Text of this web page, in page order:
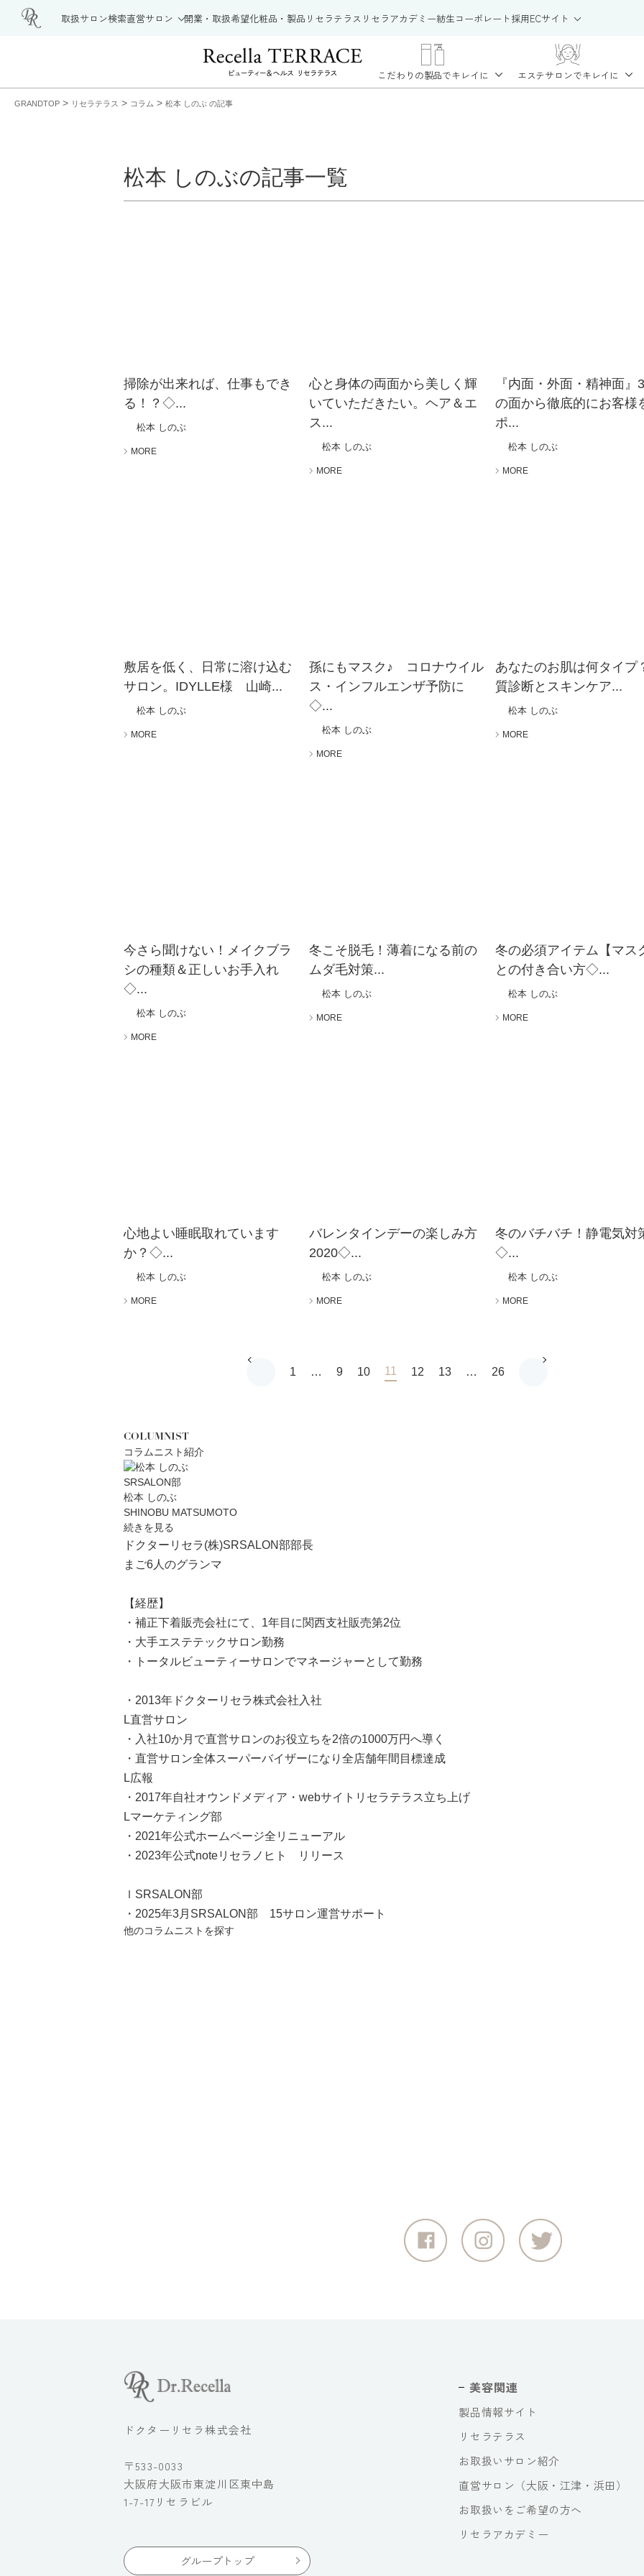
取扱サロン検索直営サロン 開業・取扱希望化粧品・製品 リセラテラス リセラアカデミー紡生コーポレート採用ECサイト
こだわりの製品でキレイに エステサロンでキレイに
GRANDTOP > リセラテラス > コラム > 松本 しのぶ の記事
松本 しのぶの記事一覧
掃除が出来れば、仕事もでき
る！？◇...
松本 しのぶ
MORE
心と身体の両面から美しく輝
いていただきたい。ヘア＆エ
ス...
松本 しのぶ
MORE
『内面・外面・精神面』
の面から徹底的にお客様
ポ...
松本 しのぶ
MORE
敷居を低く、日常に溶け込む
サロン。IDYLLE様 山崎...
松本 しのぶ
MORE
孫にもマスク♪ コロナウイル
ス・インフルエンザ予防に
◇...
松本 しのぶ
MORE
あなたのお肌は何タイプ
質診断とスキンケア...
松本 しのぶ
MORE
今さら聞けない！メイクブラ
シの種類＆正しいお手入れ
◇...
松本 しのぶ
MORE
冬こそ脱毛！薄着になる前の
ムダ毛対策...
松本 しのぶ
MORE
冬の必須アイテム【マス
との付き合い方◇...
松本 しのぶ
MORE
心地よい睡眠取れています
か？◇...
松本 しのぶ
MORE
バレンタインデーの楽しみ方
2020◇...
松本 しのぶ
MORE
冬のバチバチ！静電気対
◇...
松本 しのぶ
MORE
1 … 9 10 11 12 13 … 26
COLUMNIST
コラムニスト紹介
SRSALON部
松本 しのぶ
SHINOBU MATSUMOTO
続きを見る
ドクターリセラ(株)SRSALON部部長
まご6人のグランマ
【経歴】
・補正下着販売会社にて、1年目に関西支社販売第2位
・大手エステテックサロン勤務
・トータルビューティーサロンでマネージャーとして勤務
・2013年ドクターリセラ株式会社入社
L直営サロン
・入社10か月で直営サロンのお役立ちを2倍の1000万円へ導く
・直営サロン全体スーパーバイザーになり全店舗年間目標達成
L広報
・2017年自社オウンドメディア・webサイトリセラテラス立ち上げ
Lマーケティング部
・2021年公式ホームページ全リニューアル
・2023年公式noteリセラノヒト リリース
ｌSRSALON部
・2025年3月SRSALON部 15サロン運営サポート
他のコラムニストを探す
ドクターリセラ株式会社
〒533-0033
大阪府大阪市東淀川区東中島
1-7-17リセラビル
グループトップ
美容関連
製品情報サイト
リセラテラス
お取扱いサロン紹介
直営サロン（大阪・江津・浜田）
お取扱いをご希望の方へ
リセラアカデミー